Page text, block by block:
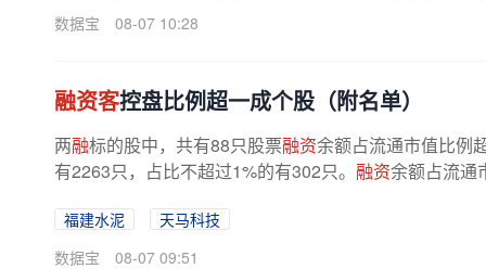
数据宝 08-07 10:28
融资客控盘比例超一成个股（附名单）
两融标的股中，共有88只股票融资余额占流通市值比例
有2263只，占比不超过1%的有302只。 融资余额占流通
福建水泥
天马科技
数据宝
08-07 09:51